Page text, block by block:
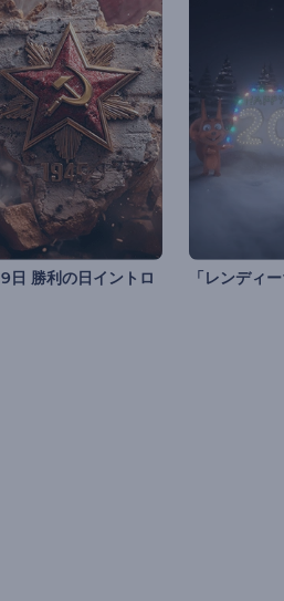
日 勝利の日イントロ